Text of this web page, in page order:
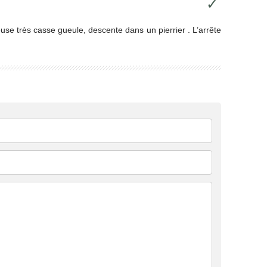
✓
très casse gueule, descente dans un pierrier . L’arrête